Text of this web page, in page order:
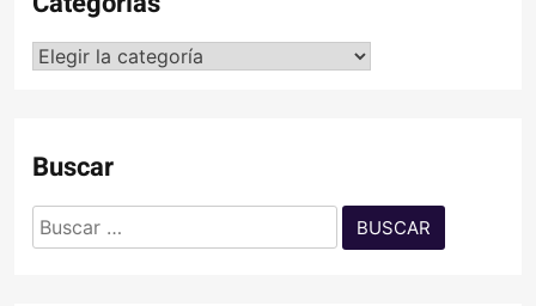
Categorías
Buscar
Buscar: